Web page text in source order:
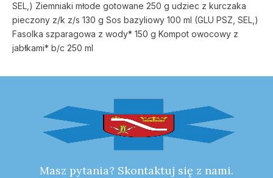
SEL,) Ziemniaki młode gotowane 250 g udziec z kurczaka
pieczony z/k z/s 130 g Sos bazyliowy 100 ml (GLU PSZ, SEL,)
Fasolka szparagowa z wody* 150 g Kompot owocowy z
jabłkami* b/c 250 ml
Masz pytania? Skontaktuj się z nami.